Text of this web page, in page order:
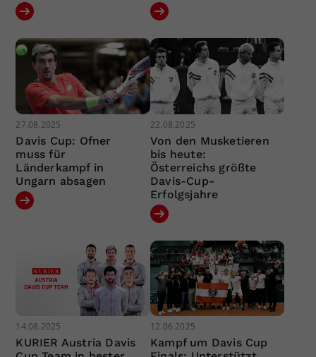
27.08.2025
Davis Cup: Ofner
muss für
Länderkampf in
Ungarn absagen
22.08.2025
Von den Musketieren
bis heute:
Österreichs größte
Davis-Cup-
Erfolgsjahre
14.08.2025
KURIER Austria Davis
12.06.2025
Kampf um Davis Cup